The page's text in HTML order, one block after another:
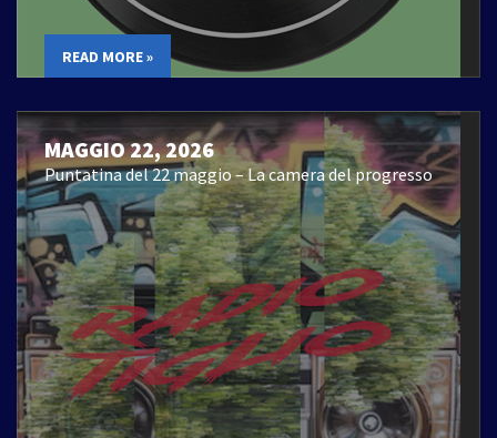
READ MORE »
MAGGIO 22, 2026
Puntatina del 22 maggio – La camera del progresso